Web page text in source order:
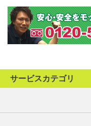
サービスカテゴリ